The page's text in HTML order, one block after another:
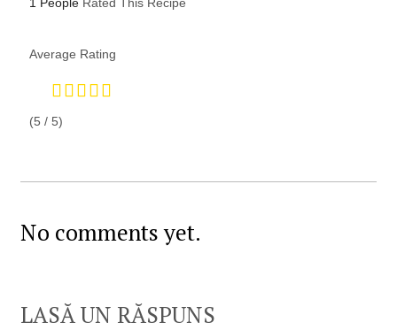
Average Rating
(5 / 5)
No comments yet.
LASĂ UN RĂSPUNS